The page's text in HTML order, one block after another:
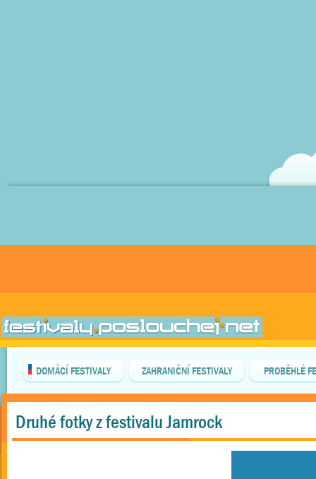
DOMÁCÍ FESTIVALY ZAHRANIČNÍ FESTIVALY PROBĚHLÉ
Druhé fotky z festivalu Jamrock